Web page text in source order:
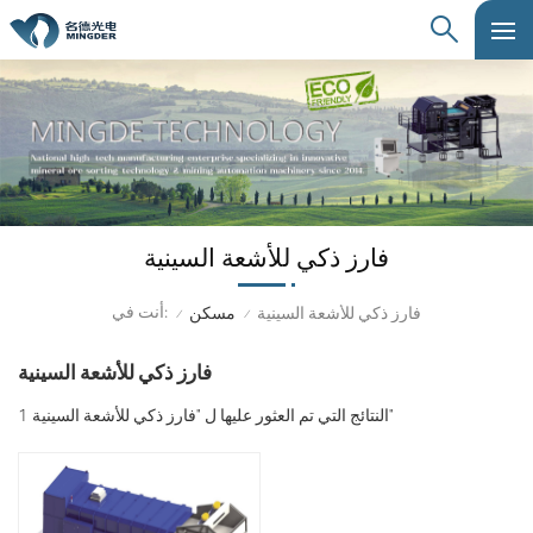
فارز ذكي للأشعة السينية
أنت في: / مسكن / فارز ذكي للأشعة السينية
فارز ذكي للأشعة السينية
1 النتائج التي تم العثور عليها ل "فارز ذكي للأشعة السينية"